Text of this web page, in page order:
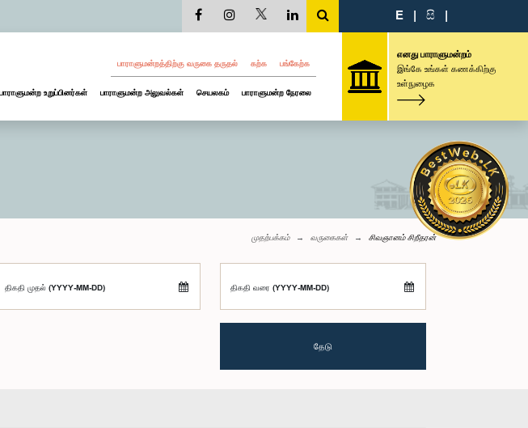
E | සි |
பாராளுமன்றத்திற்கு வருகை தருதல் கற்க பங்கேற்க
பாராளுமன்ற உறுப்பினர்கள் பாராளுமன்ற அலுவல்கள் செயலகம் பாராளுமன்ற நேரலை
எனது பாராளுமன்றம்
இங்கே உங்கள் கணக்கிற்கு
உள்நுழைக
முதற்பக்கம் வருகைகள் சிவஞானம் சிறீதரன்
திகதி முதல் (YYYY-MM-DD) திகதி வரை (YYYY-MM-DD)
தேடு